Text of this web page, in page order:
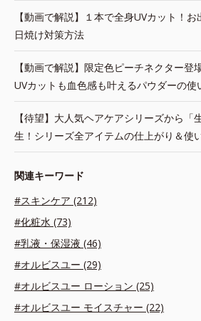
【動画で解説】１本で全身UVカット！
日焼け対策方法
【動画で解説】限定色ピーチネクター登
UVカットも血色感も叶えるパウダーの使
【待望】大人気ヘアケアシリーズから
生！シリーズ全アイテムの仕上がり＆使
関連キーワード
#スキンケア (212)
#化粧水 (73)
#乳液・保湿液 (46)
#オルビスユー (29)
#オルビスユー ローション (25)
#オルビスユー モイスチャー (22)